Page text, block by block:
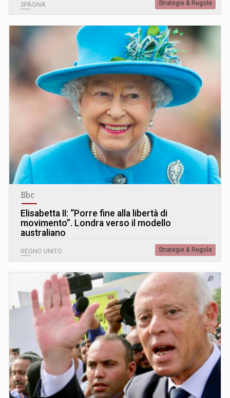
SPAGNA Strategie & Regole
Bbc
Elisabetta II: “Porre fine alla libertà di
movimento”. Londra verso il modello
australiano
REGNO UNITO Strategie & Regole